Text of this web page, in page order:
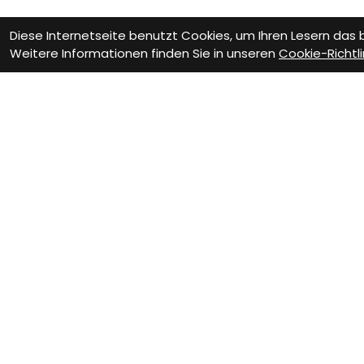
Diese Internetseite benutzt Cookies, um Ihren Lesern
Weitere Informationen finden Sie in unseren Cookie-